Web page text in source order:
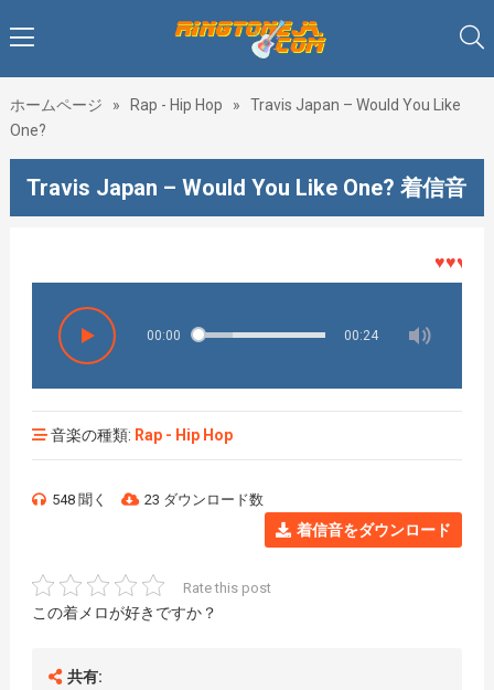
ホームページ » Rap - Hip Hop »
Travis Japan – Would You Like
One?
Travis Japan – Would You Like One? 着信音
♥♥♥着メ
00:00 00:24
音楽の種類: Rap - Hip Hop
548 聞く 23 ダウンロード数
着信音をダウンロード
Rate this post
この着メロが好きですか？
共有: